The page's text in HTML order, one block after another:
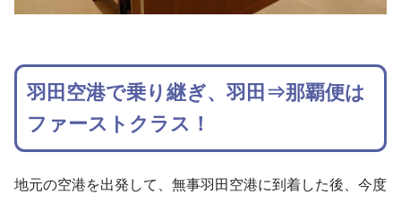
羽田空港で乗り継ぎ、羽田⇒那覇便は
ファーストクラス！
地元の空港を出発して、無事羽田空港に到着した後、今度